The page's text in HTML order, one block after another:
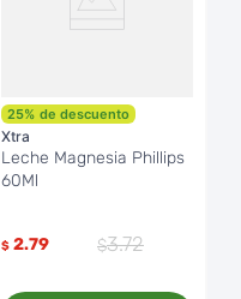
25% de descuento
Xtra
Leche Magnesia Phillips
60Ml
$ 2.79 3.72